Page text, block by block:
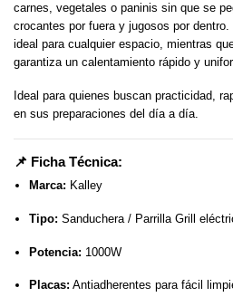
carnes, vegetales o paninis sin que se
crocantes por fuera y jugosos por
ideal para cualquier espacio, mientras
garantiza un calentamiento rápido y
Ideal para quienes buscan practicidad,
en sus preparaciones del día a día.
📌 Ficha Técnica:
Marca: Kalley
Tipo: Sanduchera / Parrilla Grill
Potencia: 1000W
Placas: Antiadherentes para fácil